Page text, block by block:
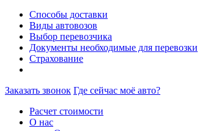
Способы доставки
Виды автовозов
Выбор перевозчика
Документы необходимые для перевозки
Страхование
Заказать звонок Где сейчас моё авто?
Расчет стоимости
О нас